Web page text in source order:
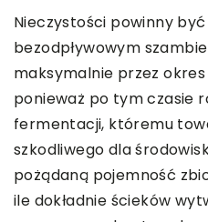
Nieczystości powinny
bezodpływowym
maksymalnie przez okres
ponieważ po tym czasie
fermentacji, któremu
szkodliwego dla
pożądaną pojemność
ile dokładnie ścieków